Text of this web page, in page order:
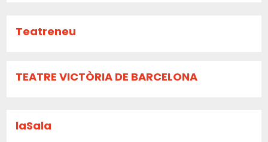
Teatreneu
TEATRE VICTÒRIA DE BARCELONA
laSala